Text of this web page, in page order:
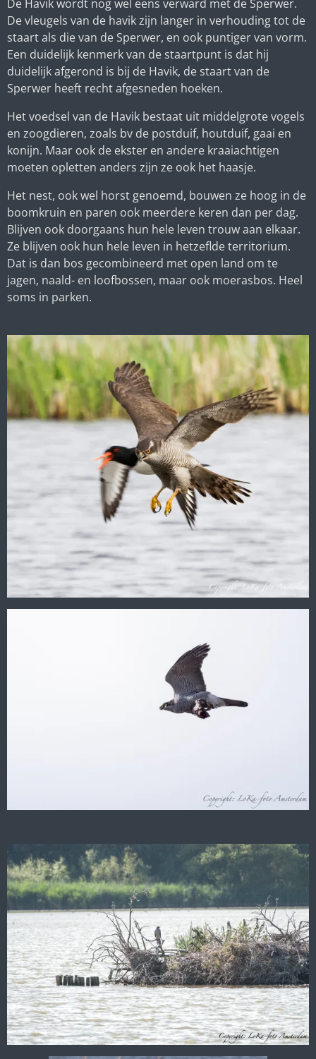
De Havik wordt nog wel eens verward met de Sperwer.
De vleugels van de havik zijn langer in verhouding tot de
staart als die van de Sperwer, en ook puntiger van vorm.
Een duidelijk kenmerk van de staartpunt is dat hij
duidelijk afgerond is bij de Havik, de staart van de
Sperwer heeft recht afgesneden hoeken.
Het voedsel van de Havik bestaat uit middelgrote vogels
en zoogdieren, zoals bv de postduif, houtduif, gaai en
konijn. Maar ook de ekster en andere kraaiachtigen
moeten opletten anders zijn ze ook het haasje.
Het nest, ook wel horst genoemd, bouwen ze hoog in de
boomkruin en paren ook meerdere keren dan per dag.
Blijven ook doorgaans hun hele leven trouw aan elkaar.
Ze blijven ook hun hele leven in hetzeflde territorium.
Dat is dan bos gecombineerd met open land om te
jagen, naald- en loofbossen, maar ook moerasbos. Heel
soms in parken.